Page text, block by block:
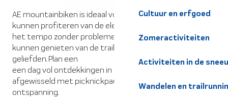
Cultuur en erfgoed
Zomeractiviteiten
Activiteiten in de
Wandelen en
AE mountainbiken is ideaal voor het hele gezin. Kinderen
kunnen profiteren van de elektrische ondersteuning om
het tempo zonder problemen bij te houden, en ouders
kunnen genieten van de trails in het gezelschap van hun
geliefden. Plan een
een dag vol ontdekkingen in het hart van de natuur,
afgewisseld met picknickpauzes en momenten van
ontspanning.